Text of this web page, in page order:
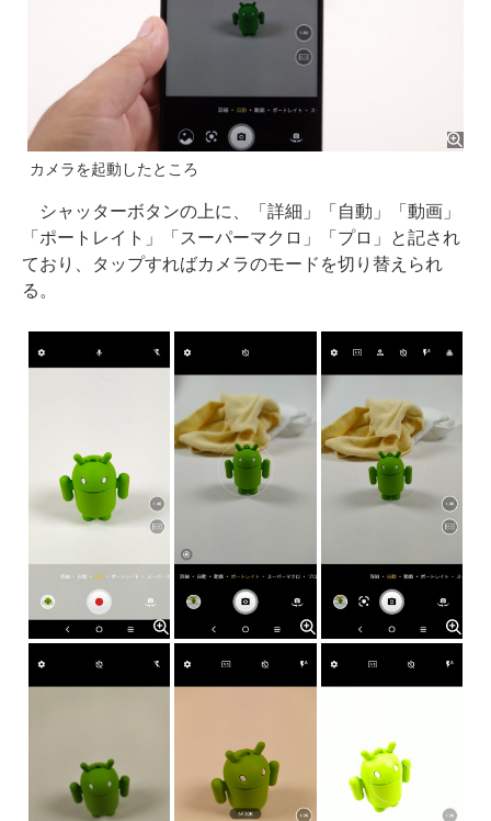
カメラを起動したところ
シャッターボタンの上に、「詳細」「自動」「動画」
「ポートレイト」「スーパーマクロ」「プロ」と記され
ており、タップすればカメラのモードを切り替えられ
る。